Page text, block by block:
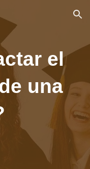
Skip to navigation
el
una